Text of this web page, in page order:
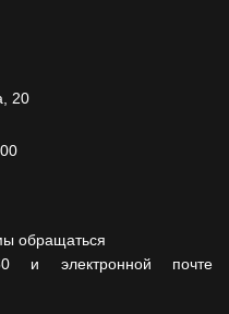
20
обращаться
электронной почте